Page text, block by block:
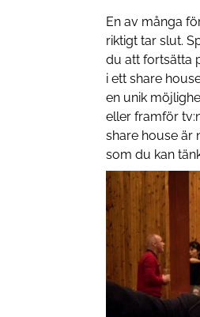
En av många
riktigt tar slut.
du att fortsätta
i ett share
en unik
eller framför
share house är
som du kan